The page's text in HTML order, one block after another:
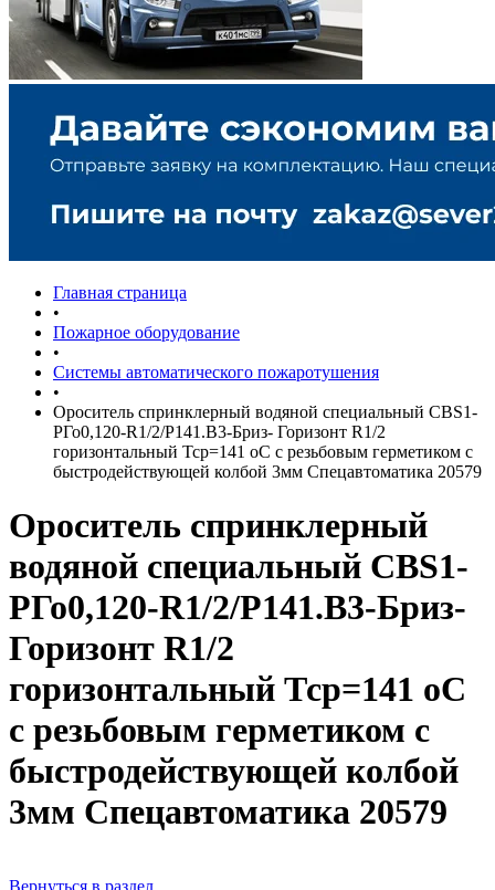
Главная страница
•
Пожарное оборудование
•
Системы автоматического пожаротушения
•
Ороситель спринклерный водяной специальный СВS1-
РГо0,120-R1/2/Р141.В3-Бриз- Горизонт R1/2
горизонтальный Тср=141 оС с резьбовым герметиком с
быстродействующей колбой 3мм Спецавтоматика 20579
Ороситель спринклерный
водяной специальный СВS1-
РГо0,120-R1/2/Р141.В3-Бриз-
Горизонт R1/2
горизонтальный Тср=141 оС
с резьбовым герметиком с
быстродействующей колбой
3мм Спецавтоматика 20579
Вернуться в раздел